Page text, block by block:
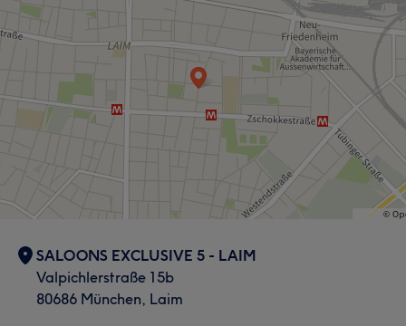
SALOONS EXCLUSIVE 5 - LAIM
Valpichlerstraße 15b
80686 München, Laim